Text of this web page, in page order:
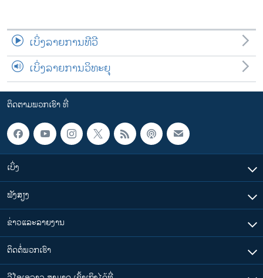
ເບິ່ງລາຍການທີວີ
ເບິ່ງລາຍການວິທະຍຸ
ຕິດຕາມພວກເຮົາ ທີ່
ເບິ່ງ
ຟັງສຽງ
ຂ່າວແລະລາຍງານ
ຕິດຕໍ່ພວກເຮົາ